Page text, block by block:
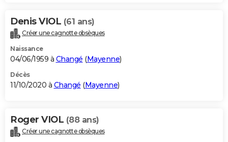
Denis VIOL (61 ans)
Créer une cagnotte obsèques
Naissance
04/06/1959 à Changé (Mayenne)
Décès
11/10/2020 à Changé (Mayenne)
Roger VIOL (88 ans)
Créer une cagnotte obsèques